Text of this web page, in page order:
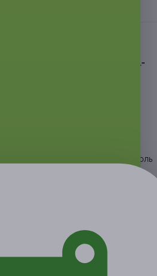
тайский, арома-oil-
микс» или SPA-
«Сладкая любовь»